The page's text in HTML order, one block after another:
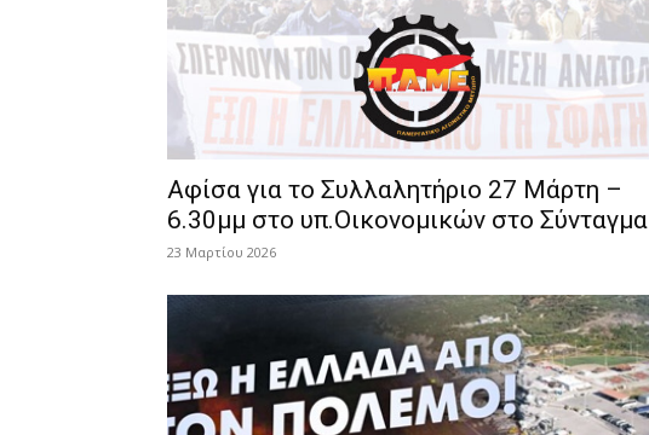
Αφίσα για το Συλλαλητήριο 27 Μάρτη –
6.30μμ στο υπ.Οικονομικών στο Σύνταγμα
23 Μαρτίου 2026